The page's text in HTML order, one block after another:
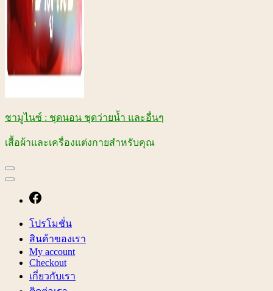
ชามูไนซ์ : ชุดนอน ชุดว่ายน้ำ และอื่นๆ
เสื้อผ้าและเครื่องแต่งกายสำหรับคุณ
โปรโมชั่น
สินค้าของเรา
My account
Checkout
เกี่ยวกับเรา